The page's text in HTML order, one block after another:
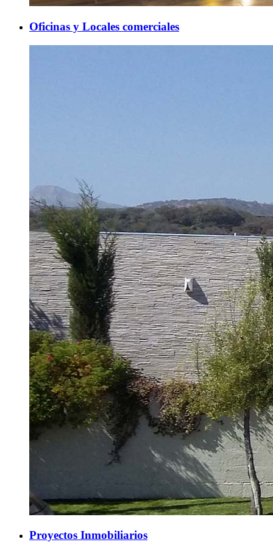
Oficinas y Locales comerciales
Proyectos Inmobiliarios